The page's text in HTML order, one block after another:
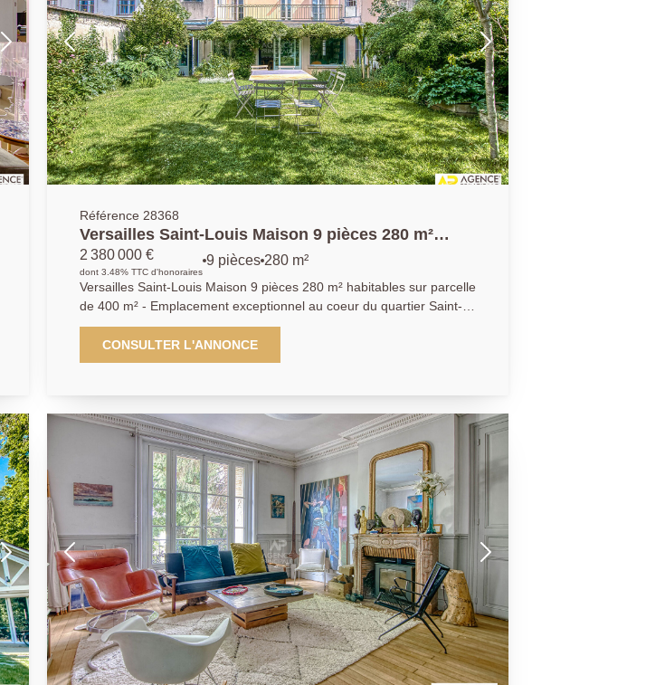
Référence 28368
Versailles Saint-Louis Maison 9 pièces 280 m²
habitables sur parcelle de 400 m²
2 380 000 €
dont 3.48% TTC d'honoraires
9 pièces 280 m²
Versailles Saint-Louis Maison 9 pièces 280 m² habitables sur parcelle
de 400 m² - Emplacement exceptionnel au coeur du quartier Saint-
Louis et au calme absolu pour ce magnifique hôtel particulier au
charme fou de 280 m² (hors sous-sol) jouissant d'une double
exposition et de magnifiques volumes. Vous y découvrirez après
superbe cuisine dinatoire ouvrant de plain pied sur un sublime jardin
paysagé de 300 m² plein sud sans aucun vis-à-vis. Les étages
accueillent six grandes chambres aux éléments anciens conservés
(parquet, tomettes, cheminées, superbe hauteur sous plafond) dont
une ouvrant sur une vaste terrasse plein sud surplombant le jardin,
une salle de bains, trois salles d'eau, nombreux rangements. Le
sous-sol total comprend chaufferie et cave voutée. Vous serez
immédiatement séduits par les volumes, les éléments anciens et la
situation unique de ce bien rare à la vente à quelques minutes à pied
seulement des carrés Saint-Louis, commerces, écoles de renom et
gares (Rive-Gauche et Chantiers). Exceptionnel. A visiter sans
tarder.
CONSULTER L'ANNONCE